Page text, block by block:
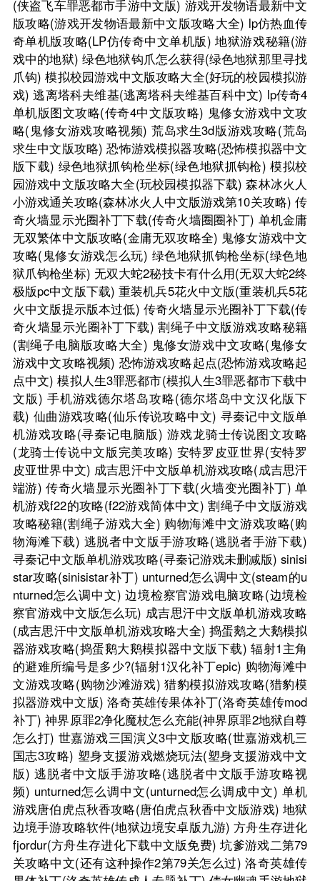
(侠盗飞车罪恶都市手游中文版) 游戏开发物语最新中文
版攻略(游戏开发物语最新中文版攻略大全) lp仿热血传
奇单机版攻略(LP仿传奇中文单机版) 地狱游戏秘籍(游
戏中的地狱) 绿色地狱钩爪怎么获得(绿色地狱那里寻找
爪钩) 模拟校园游戏中文版攻略大全(好玩的校园模拟游
戏) 逃离塔科夫维基(逃离塔科夫维基百科中文) lp传奇4
单机版图文攻略(传奇4中文版攻略) 鬼修女游戏中文攻
略(鬼修女游戏攻略视频) 荒岛求生3d版游戏攻略(荒岛
求生中文版攻略) 恐怖游戏模拟器攻略(恐怖模拟器中文
版下载) 绿色地狱抓钩枪坐标(绿色地狱抓钩枪) 模拟校
园游戏中文版攻略大全(玩校园模拟器下载) 森林冰火人
小游戏通关攻略(森林冰火人中文版游戏第10关攻略) 传
奇火墙显示光圈补丁下载(传奇火墙圈圈补丁) 单机金庸
无双繁体中文版攻略(金庸无双攻略全) 鬼修女游戏中文
攻略(鬼修女游戏怎么玩) 绿色地狱抓钩枪坐标(绿色地
狱爪钩枪坐标) 无双大蛇2秘技卡有什么用(无双大蛇2终
极版pc中文版下载) 重装机兵5花火中文版(重装机兵5花
火中文版提示版本过低) 传奇火墙显示光圈补丁下载(传
奇火墙显示光圈补丁下载) 割绳子中文版游戏攻略秘籍
(割绳子电脑版攻略大全) 鬼修女游戏中文攻略(鬼修女
游戏中文攻略视频) 恐怖游戏攻略起点(恐怖游戏攻略起
点中文) 模拟人生3罪恶都市(模拟人生3罪恶都市下载中
文版) 手机游戏德尔塔岛攻略(德尔塔岛中文汉化版下
载) 仙曲游戏攻略(仙乐传说攻略中文) 寻秦记中文版单
机游戏攻略(寻秦记电脑版) 游戏龙骑士传说图文攻略
(龙骑士传说中文版完美攻略) 安特罗皮亚世界(安特罗
皮亚世界中文) 成吉思汗中文版单机游戏攻略(成吉思汗
端游) 传奇火墙显示光圈补丁下载(火墙变光圈补丁) 单
机游戏f22的攻略(f22游戏简体中文) 割绳子中文版游戏
攻略秘籍(割绳子游戏大全) 购物海滩中文游戏攻略(购
物海滩下载) 逃脱者中文版手游攻略(逃脱者手游下载)
寻秦记中文版单机游戏攻略(寻秦记游戏未删减版) sinisi
star攻略(sinisistar补丁) unturned怎么调中文(steam的u
nturned怎么调中文) 边境检察官游戏电脑攻略(边境检
察官游戏中文版怎么玩) 成吉思汗中文版单机游戏攻略
(成吉思汗中文版单机游戏攻略大全) 捣蛋鹅之大鹅模拟
器游戏攻略(捣蛋鹅大鹅模拟器中文版下载) 辐射1主角
的避难所编号是多少?(辐射1汉化补丁epic) 购物海滩中
文游戏攻略(购物沙滩游戏) 猎豹模拟游戏攻略(猎豹模
拟器游戏中文版) 洛奇英雄传果体补丁(洛奇英雄传mod
补丁) 神界原罪2净化魔杖怎么充能(神界原罪2地狱自尊
怎么打) 世嘉游戏三国演义3中文版攻略(世嘉游戏机三
国志3攻略) 塑身支援游戏燃烧玩法(塑身支援游戏中文
版) 逃脱者中文版手游攻略(逃脱者中文版手游攻略视
频) unturned怎么调中文(unturned怎么调成中文) 单机
游戏唐伯虎点秋香攻略(唐伯虎点秋香中文版游戏) 地狱
边境手游攻略软件(地狱边境安卓版九游) 方舟生存进化
fjordur(方舟生存进化下载中文版免费) 坑爹游戏二第79
关攻略中文(还有这种操作2第79关怎么过) 洛奇英雄传